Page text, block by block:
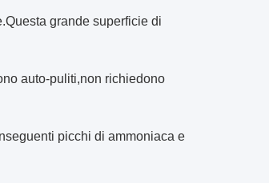
grande superficie di
auto-puliti,non richiedono
picchi di ammoniaca e